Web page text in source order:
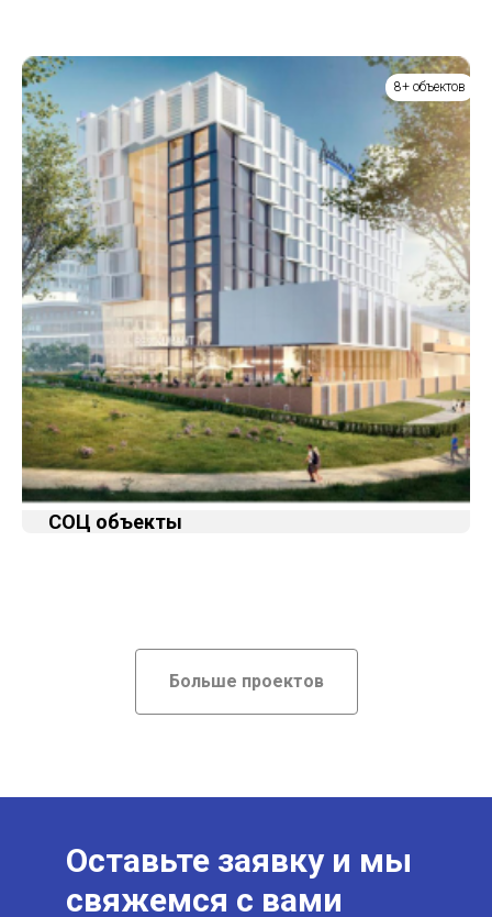
СОЦ объекты
8+ объектов
Больше проектов
Оставьте заявку и мы
свяжемся с вами